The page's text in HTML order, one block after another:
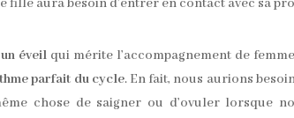
fille aura besoin d’entrer en contact avec sa
un éveil qui mérite l’accompagnement de
parfait du cycle. En fait, nous aurions
chose de saigner ou d’ovuler lorsque